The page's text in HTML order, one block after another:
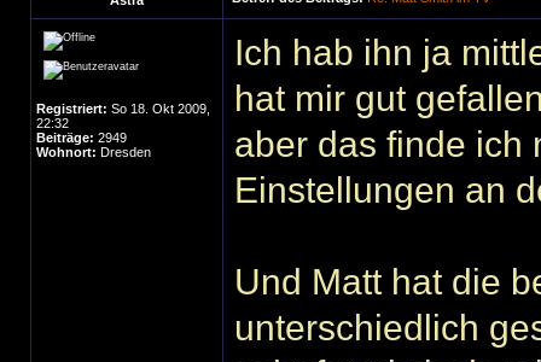
Registriert: So 18. Okt 2009,
22:32
Beiträge: 2949
Wohnort: Dresden
Ich hab ihn ja
hat mir gut
aber das finde ich
Einstellungen an
Und Matt hat die
unterschiedlich